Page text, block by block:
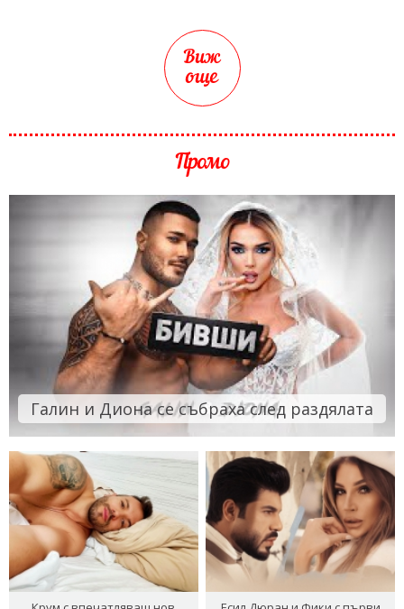
Виж
още
Промо
Галин и Диона се събраха след раздялата